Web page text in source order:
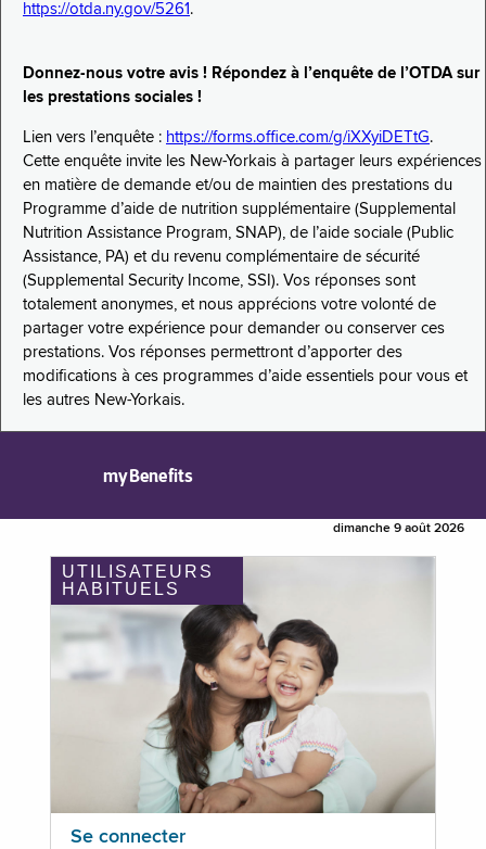
https://otda.ny.gov/5261 .
Donnez-nous votre avis ! Répondez à l’enquête de l’OTDA sur
les prestations sociales !
Lien vers l’enquête : https://forms.office.com/g/iXXyiDETtG.
Cette enquête invite les New-Yorkais à partager leurs expériences
en matière de demande et/ou de maintien des prestations du
Programme d’aide de nutrition supplémentaire (Supplemental
Nutrition Assistance Program, SNAP), de l’aide sociale (Public
Assistance, PA) et du revenu complémentaire de sécurité
(Supplemental Security Income, SSI). Vos réponses sont
totalement anonymes, et nous apprécions votre volonté de
partager votre expérience pour demander ou conserver ces
prestations. Vos réponses permettront d’apporter des
modifications à ces programmes d’aide essentiels pour vous et
les autres New-Yorkais.
myBenefits
dimanche 9 août 2026
UTILISATEURS
HABITUELS
Se connecter